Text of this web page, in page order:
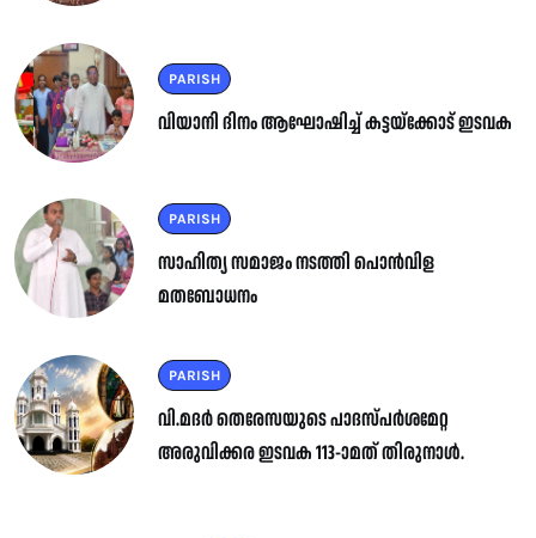
PARISH
വിയാനി ദിനം ആഘോഷിച്ച് കട്ടയ്ക്കോട് ഇടവക
PARISH
സാഹിത്യ സമാജം നടത്തി പൊൻവിള
മതബോധനം
PARISH
വി.മദർ തെരേസയുടെ പാദസ്പർശമേറ്റ
അരുവിക്കര ഇടവക 113-ാമത് തിരുനാൾ.